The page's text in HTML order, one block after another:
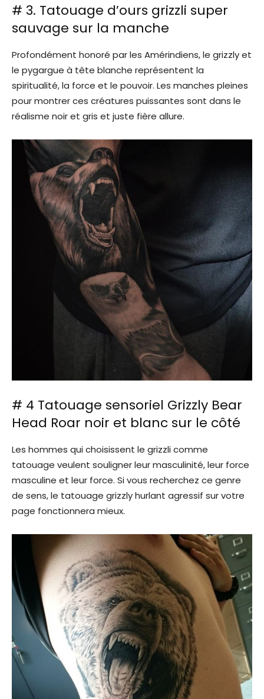
# 3. Tatouage d’ours grizzli super
sauvage sur la manche
Profondément honoré par les Amérindiens, le grizzly et
le pygargue à tête blanche représentent la
spiritualité, la force et le pouvoir. Les manches pleines
pour montrer ces créatures puissantes sont dans le
réalisme noir et gris et juste fière allure.
# 4 Tatouage sensoriel Grizzly Bear
Head Roar noir et blanc sur le côté
Les hommes qui choisissent le grizzli comme
tatouage veulent souligner leur masculinité, leur force
masculine et leur force. Si vous recherchez ce genre
de sens, le tatouage grizzly hurlant agressif sur votre
page fonctionnera mieux.